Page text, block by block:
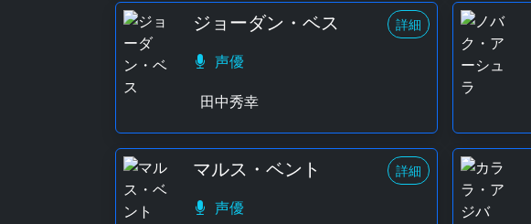
ジョーダン・ベス 詳細
声優
田中秀幸
マルス・ベント 詳細
声優